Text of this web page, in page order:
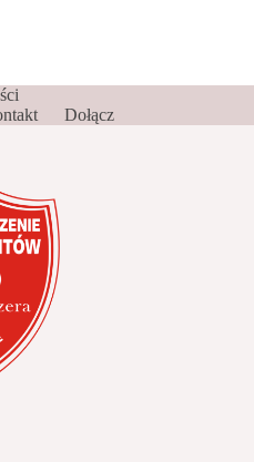
Dołącz